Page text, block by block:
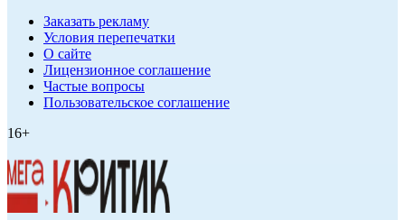
Заказать рекламу
Условия перепечатки
О сайте
Лицензионное соглашение
Частые вопросы
Пользовательское соглашение
16+